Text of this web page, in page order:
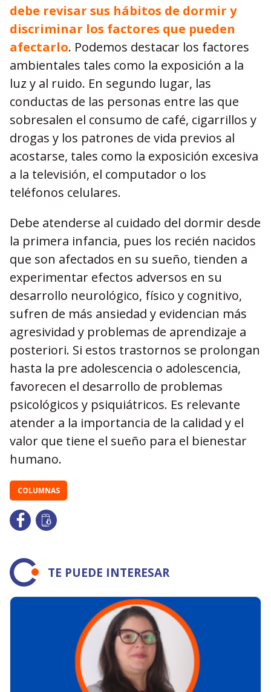
debe revisar sus hábitos de dormir y
discriminar los factores que pueden
afectarlo. Podemos destacar los factores
ambientales tales como la exposición a la
luz y al ruido. En segundo lugar, las
conductas de las personas entre las que
sobresalen el consumo de café, cigarrillos y
drogas y los patrones de vida previos al
acostarse, tales como la exposición excesiva
a la televisión, el computador o los
teléfonos celulares.
Debe atenderse al cuidado del dormir desde
la primera infancia, pues los recién nacidos
que son afectados en su sueño, tienden a
experimentar efectos adversos en su
desarrollo neurológico, físico y cognitivo,
sufren de más ansiedad y evidencian más
agresividad y problemas de aprendizaje a
posteriori. Si estos trastornos se prolongan
hasta la pre adolescencia o adolescencia,
favorecen el desarrollo de problemas
psicológicos y psiquiátricos. Es relevante
atender a la importancia de la calidad y el
valor que tiene el sueño para el bienestar
humano.
COLUMNAS
TE PUEDE INTERESAR